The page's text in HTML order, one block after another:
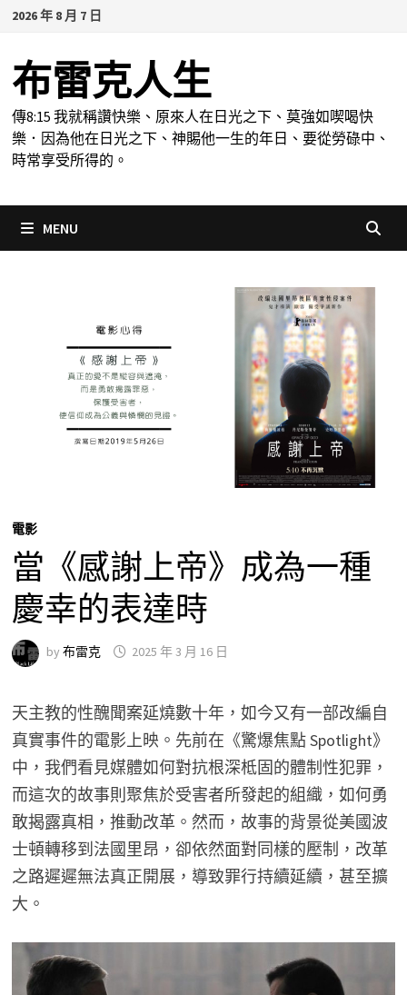
Skip
content
2026 年 8 月 7 日
布雷克人生
傳8:15 我就稱讚快樂、原來人在日光之下、莫強如喫喝快
樂．因為他在日光之下、神賜他一生的年日、要從勞碌中、
時常享受所得的。
MENU
電影
當《感謝上帝》成為一種
慶幸的表達時
by 布雷克 2025 年 3 月 16 日
天主教的性醜聞案延燒數十年，如今又有一部改編自
真實事件的電影上映。先前在《驚爆焦點 Spotlight》
中，我們看見媒體如何對抗根深柢固的體制性犯罪，
而這次的故事則聚焦於受害者所發起的組織，如何勇
敢揭露真相，推動改革。然而，故事的背景從美國波
士頓轉移到法國里昂，卻依然面對同樣的壓制，改革
之路遲遲無法真正開展，導致罪行持續延續，甚至擴
大。